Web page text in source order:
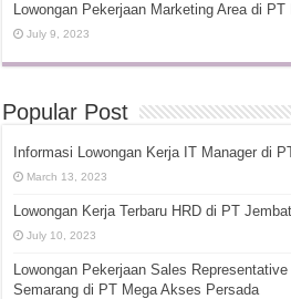
Lowongan Pekerjaan Marketing Area di
July 9, 2023
Popular Post
Informasi Lowongan Kerja IT Manager di
March 13, 2023
Lowongan Kerja Terbaru HRD di PT
July 10, 2023
Lowongan Pekerjaan Sales
Semarang di PT Mega Akses Persada